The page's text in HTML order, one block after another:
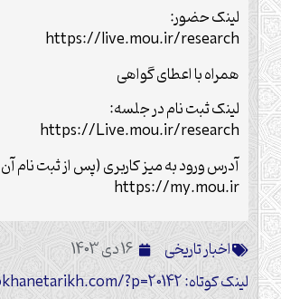
لینک حضور:
https://live.mou.ir/research
همراه با اعطای گواهی
لینک ثبت نام در جلسه:
https://Live.mou.ir/research
آدرس ورود به میز کاربری (پس از ثبت نام
https://my.mou.ir
اخبار تاریخی
16 دی 1403
لینک کوتاه: https://sokhanetarikh.com/?p=20142